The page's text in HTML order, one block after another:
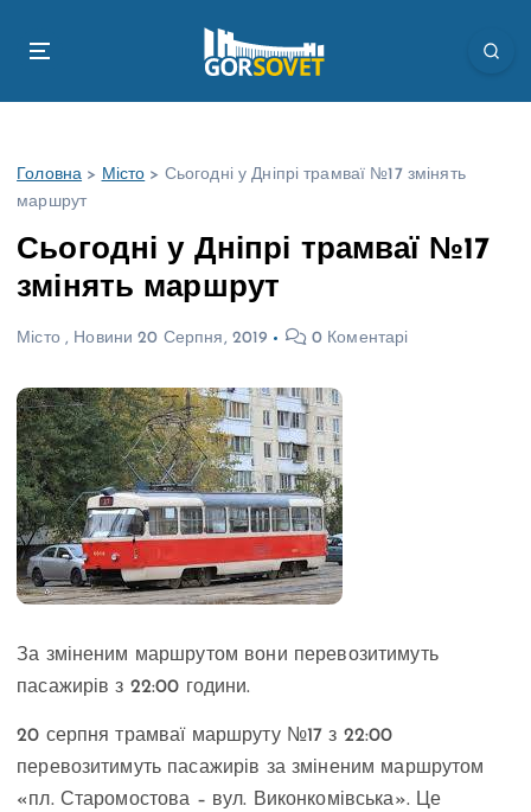
Головна > Місто > Сьогодні у Дніпрі трамваї №17 змінять
маршрут
Сьогодні у Дніпрі трамваї №17
змінять маршрут
Місто, Новини 20 Серпня, 2019 0 Коментарі
За зміненим маршрутом вони перевозитимуть
пасажирів з 22:00 години.
20 серпня трамваї маршруту №17 з 22:00
перевозитимуть пасажирів за зміненим маршрутом
«пл. Старомостова – вул. Виконкомівська». Це